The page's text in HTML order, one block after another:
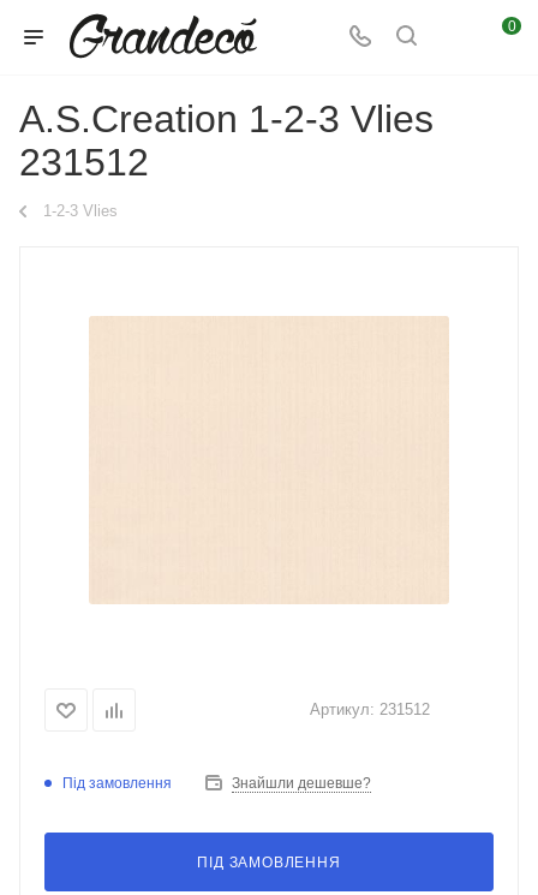
0
A.S.Creation 1-2-3 Vlies
231512
1-2-3 Vlies
Артикул: 231512
Під замовлення Знайшли дешевше?
ПІД ЗАМОВЛЕННЯ